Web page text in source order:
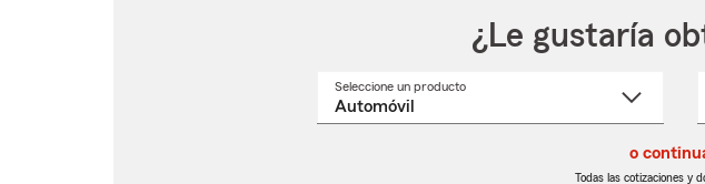
¿Le gustaría
Seleccione un productoSeleccione
o
Todas las cotizaciones y